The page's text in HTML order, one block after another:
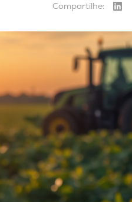
Compartilhe: